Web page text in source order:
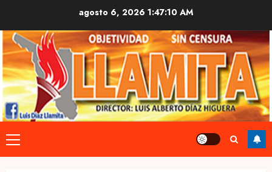
content
agosto 6, 2026 1:47:10 AM
Primary
Menu